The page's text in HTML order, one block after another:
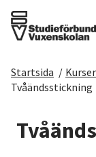
Det här gör vi
För dig som
Startsida /
Tvåändsstickning